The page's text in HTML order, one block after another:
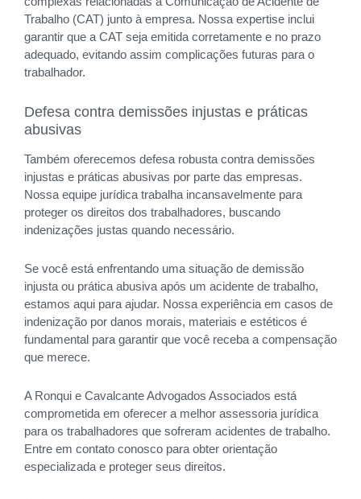
Trabalho (CAT) junto à empresa. Nossa expertise inclui
garantir que a CAT seja emitida corretamente e no prazo
adequado, evitando assim complicações futuras para o
trabalhador.
Defesa contra demissões injustas e práticas
abusivas
Também oferecemos defesa robusta contra demissões
injustas e práticas abusivas por parte das empresas.
Nossa equipe jurídica trabalha incansavelmente para
proteger os direitos dos trabalhadores, buscando
indenizações justas quando necessário.
Se você está enfrentando uma situação de demissão
injusta ou prática abusiva após um acidente de trabalho,
estamos aqui para ajudar. Nossa experiência em casos de
indenização por danos morais, materiais e estéticos é
fundamental para garantir que você receba a compensação
que merece.
A Ronqui e Cavalcante Advogados Associados está
comprometida em oferecer a melhor assessoria jurídica
para os trabalhadores que sofreram acidentes de trabalho.
Entre em contato conosco para obter orientação
especializada e proteger seus direitos.